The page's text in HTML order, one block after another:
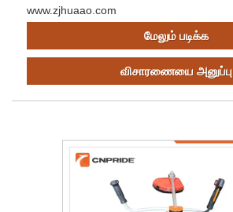
www.zjhuaao.com
மேலும் படிக்க
விசாரணையை அனுப்பு